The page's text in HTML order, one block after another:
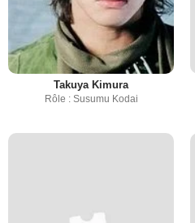
Takuya Kimura
Rôle : Susumu Kodai